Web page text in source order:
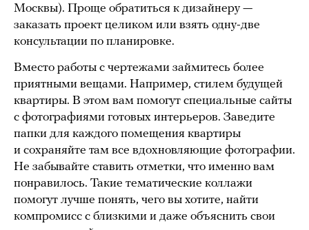
Москвы). Проще обратиться к дизайнеру —
заказать проект целиком или взять одну-две
консультации по планировке.
Вместо работы с чертежами займитесь более
приятными вещами. Например, стилем будущей
квартиры. В этом вам помогут специальные сайты
с фотографиями готовых интерьеров. Заведите
папки для каждого помещения квартиры
и сохраняйте там все вдохновляющие фотографии.
Не забывайте ставить отметки, что именно вам
понравилось. Такие тематические коллажи
помогут лучше понять, чего вы хотите, найти
компромисс с близкими и даже объяснить свои